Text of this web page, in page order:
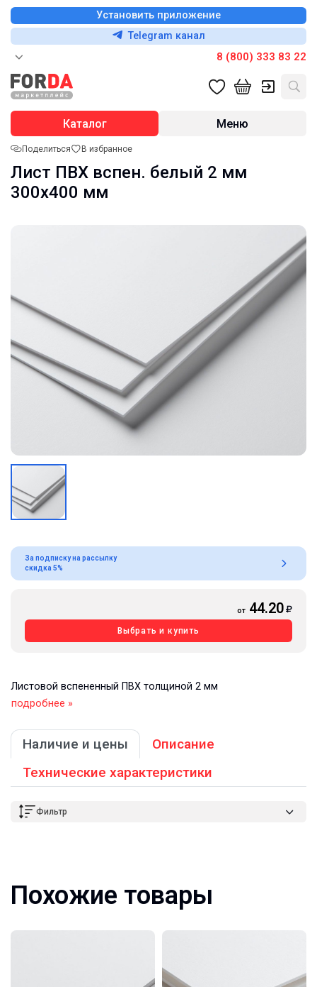
Установить приложение
Telegram канал
8 (800) 333 83 22
Каталог Меню
Поделиться В избранное
Лист ПВХ вспен. белый 2 мм
300х400 мм
За подписку на рассылку
скидка 5%
от 44.20
Выбрать и купить
Листовой вспененный ПВХ толщиной 2 мм
подробнее »
Наличие и цены
Описание
Технические характеристики
Фильтр
Похожие товары